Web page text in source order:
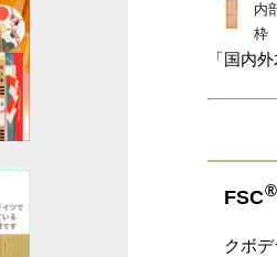
内
枠
「国内
FSC®
クボ